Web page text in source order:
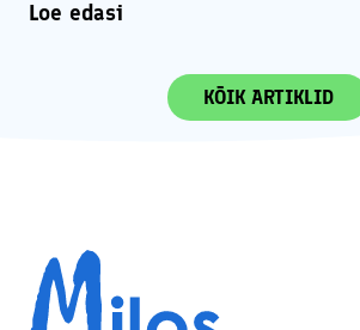
Loe edasi
KÕIK ARTIKLID